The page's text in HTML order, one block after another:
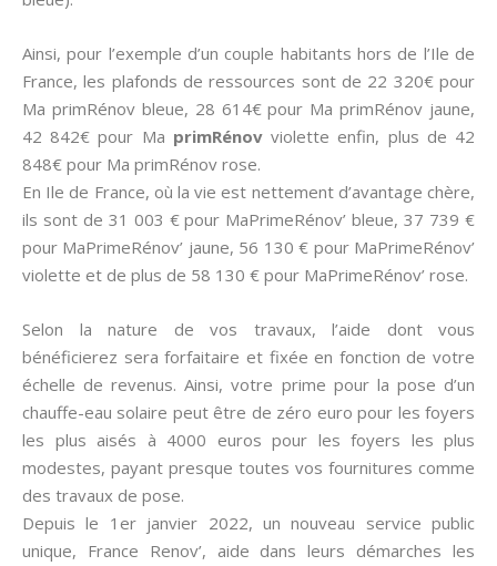
Ainsi, pour l’exemple d’un couple habitants hors de l’Ile de
France, les plafonds de ressources sont de 22 320€ pour
Ma primRénov bleue, 28 614€ pour Ma primRénov jaune,
42 842€ pour Ma primRénovviolette enfin, plus de 42
848€ pour Ma primRénov rose.
En Ile de France, où la vie est nettement d’avantage chère,
ils sont de 31 003 € pour MaPrimeRénov’ bleue, 37 739 €
pour MaPrimeRénov’ jaune, 56 130 € pour MaPrimeRénov’
violette et de plus de 58 130 € pour MaPrimeRénov’ rose.
Selon la nature de vos travaux, l’aide dont vous
bénéficierez sera forfaitaire et fixée en fonction de votre
échelle de revenus. Ainsi, votre prime pour la pose d’un
chauffe-eau solaire peut être de zéro euro pour les foyers
les plus aisés à 4000 euros pour les foyers les plus
modestes, payant presque toutes vos fournitures comme
des travaux de pose.
Depuis le 1er janvier 2022, un nouveau service public
unique, France Renov’, aide dans leurs démarches les